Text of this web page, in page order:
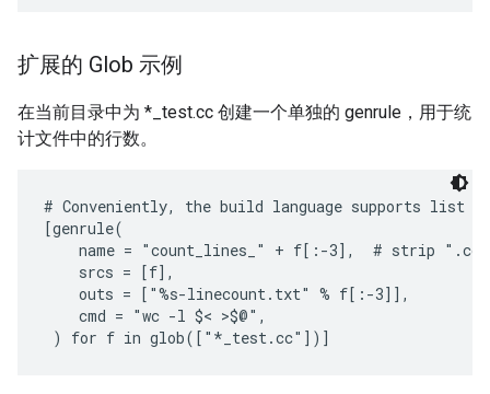
扩展的 Glob 示例
在当前目录中为 *_test.cc 创建一个单独的 genrule，用于统
计文件中的行数。
# Conveniently, the build language supports list
[genrule(
    name = "count_lines_" + f[:-3],  # strip ".cc"
    srcs = [f],
    outs = ["%s-linecount.txt" % f[:-3]],
    cmd = "wc -l $< >$@",